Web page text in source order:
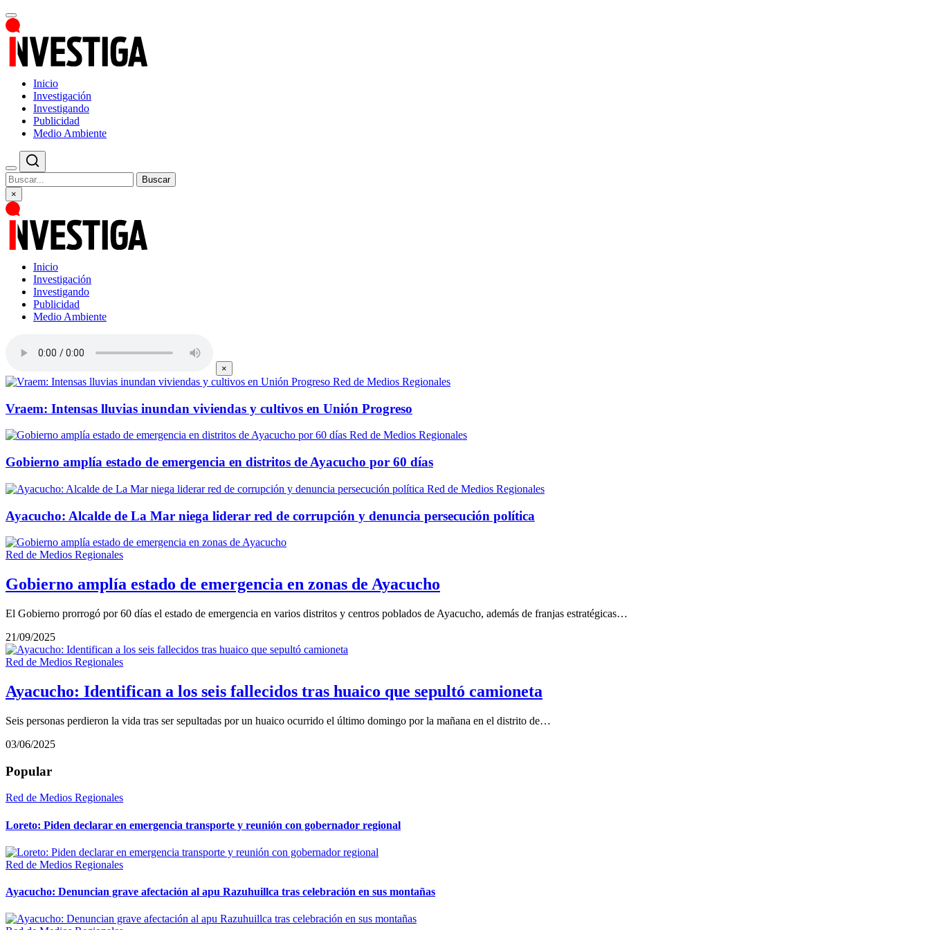
Inicio
Investigación
Investigando
Publicidad
Medio Ambiente
Buscar
×
Inicio
Investigación
Investigando
Publicidad
Medio Ambiente
×
Red de Medios Regionales
Vraem: Intensas lluvias inundan viviendas y cultivos en Unión Progreso
Red de Medios Regionales
Gobierno amplía estado de emergencia en distritos de Ayacucho por 60 días
Red de Medios Regionales
Ayacucho: Alcalde de La Mar niega liderar red de corrupción y denuncia persecución política
Red de Medios Regionales
Gobierno amplía estado de emergencia en zonas de Ayacucho
El Gobierno prorrogó por 60 días el estado de emergencia en varios distritos y centros poblados de Ayacucho, además de franjas estratégicas…
21/09/2025
Red de Medios Regionales
Ayacucho: Identifican a los seis fallecidos tras huaico que sepultó camioneta
Seis personas perdieron la vida tras ser sepultadas por un huaico ocurrido el último domingo por la mañana en el distrito de…
03/06/2025
Popular
Red de Medios Regionales
Loreto: Piden declarar en emergencia transporte y reunión con gobernador regional
Red de Medios Regionales
Ayacucho: Denuncian grave afectación al apu Razuhuillca tras celebración en sus montañas